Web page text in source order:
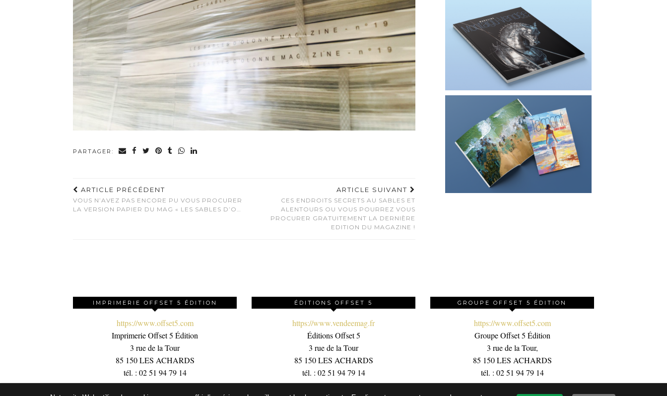
PARTAGER:
ARTICLE PRÉCÉDENT
VOUS N’AVEZ PAS ENCORE PU VOUS PROCURER
LA VERSION PAPIER DU MAG « LES SABLES D’O…
ARTICLE SUIVANT
CES ENDROITS SECRETS AU SABLES ET
ALENTOURS OU VOUS POURREZ VOUS
PROCURER GRATUITEMENT LA DERNIÈRE
EDITION DU MAGAZINE !
IMPRIMERIE OFFSET 5 ÉDITION
https://www.offset5.com
Imprimerie Offset 5 Édition
3 rue de la Tour
85 150 LES ACHARDS
tél. : 02 51 94 79 14
ÉDITIONS OFFSET 5
https://www.vendeemag.fr
Éditions Offset 5
3 rue de la Tour
85 150 LES ACHARDS
tél. : 02 51 94 79 14
GROUPE OFFSET 5 ÉDITION
https://www.offset5.com
Groupe Offset 5 Édition
3 rue de la Tour,
85 150 LES ACHARDS
tél. : 02 51 94 79 14